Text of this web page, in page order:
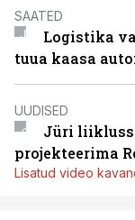
SAATED
Logistika
tuua kaasa
UUDISED
Jüri
projekteerima
Lisatud video